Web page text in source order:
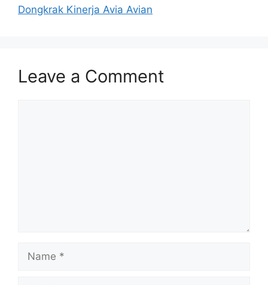
Dongkrak Kinerja Avia Avian
Leave a Comment